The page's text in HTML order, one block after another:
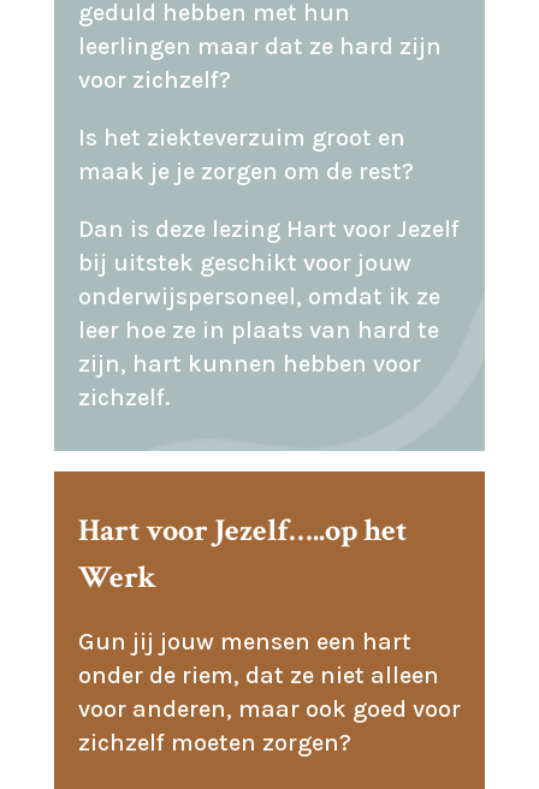
geduld hebben met hun
leerlingen maar dat ze hard zijn
voor zichzelf?
Is het ziekteverzuim groot en
maak je je zorgen om de rest?
Dan is deze lezing Hart voor Jezelf
bij uitstek geschikt voor jouw
onderwijspersoneel, omdat ik ze
leer hoe ze in plaats van hard te
zijn, hart kunnen hebben voor
zichzelf.
Hart voor Jezelf…..op het
Werk
Gun jij jouw mensen een hart
onder de riem, dat ze niet alleen
voor anderen, maar ook goed voor
zichzelf moeten zorgen?